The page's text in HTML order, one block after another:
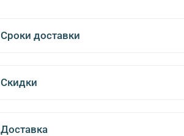
Сроки доставки
Скидки
Доставка